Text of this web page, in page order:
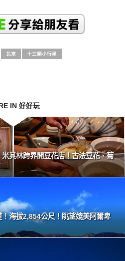
北京 十三顆小行星
IN 好好玩
其林跨界開豆花店！古法豆花、菊
海拔2,854公尺！眺望媲美阿爾卑